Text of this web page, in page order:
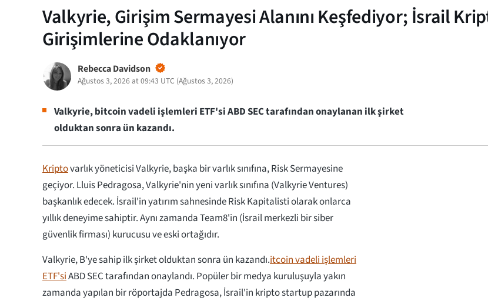
Valkyrie, Girişim Sermayesi Alanını Keşfediyor; İsrail
Girişimlerine Odaklanıyor
Rebecca Davidson
Ağustos 3, 2026 at 09:43 UTC (Ağustos 3, 2026)
Valkyrie, bitcoin vadeli işlemleri ETF'si ABD SEC tarafından onaylanan ilk şirket
olduktan sonra ün kazandı.
Kriptovarlık yöneticisi Valkyrie, başka bir varlık sınıfına, Risk Sermayesine
geçiyor. Lluis Pedragosa, Valkyrie'nin yeni varlık sınıfına (Valkyrie Ventures)
başkanlık edecek. İsrail'in yatırım sahnesinde Risk Kapitalisti olarak onlarca
yıllık deneyime sahiptir. Aynı zamanda Team8'in (İsrail merkezli bir siber
güvenlik firması) kurucusu ve eski ortağıdır.
Valkyrie, B'ye sahip ilk şirket olduktan sonra ün kazandı.itcoin vadeli işlemleri
ETF'siABD SEC tarafından onaylandı. Popüler bir medya kuruluşuyla yakın
zamanda yapılan bir röportajda Pedragosa, İsrail'in kripto startup pazarında